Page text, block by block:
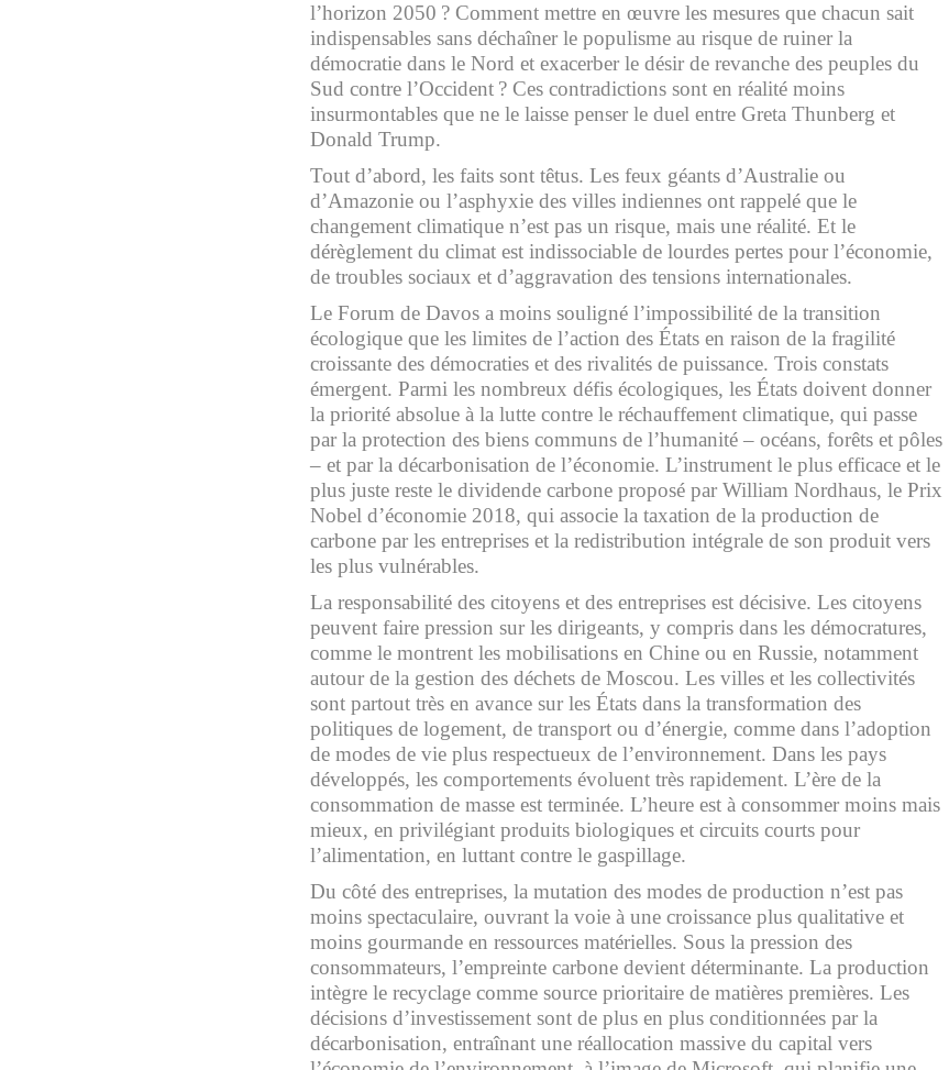
l’horizon 2050 ? Comment mettre en œuvre les mesures que chacun sait
indispensables sans déchaîner le populisme au risque de ruiner la
démocratie dans le Nord et exacerber le désir de revanche des peuples du
Sud contre l’Occident ? Ces contradictions sont en réalité moins
insurmontables que ne le laisse penser le duel entre Greta Thunberg et
Donald Trump.
Tout d’abord, les faits sont têtus. Les feux géants d’Australie ou
d’Amazonie ou l’asphyxie des villes indiennes ont rappelé que le
changement climatique n’est pas un risque, mais une réalité. Et le
dérèglement du climat est indissociable de lourdes pertes pour l’économie,
de troubles sociaux et d’aggravation des tensions internationales.
Le Forum de Davos a moins souligné l’impossibilité de la transition
écologique que les limites de l’action des États en raison de la fragilité
croissante des démocraties et des rivalités de puissance. Trois constats
émergent. Parmi les nombreux défis écologiques, les États doivent donner
la priorité absolue à la lutte contre le réchauffement climatique, qui passe
par la protection des biens communs de l’humanité – océans, forêts et pôles
– et par la décarbonisation de l’économie. L’instrument le plus efficace et le
plus juste reste le dividende carbone proposé par William Nordhaus, le Prix
Nobel d’économie 2018, qui associe la taxation de la production de
carbone par les entreprises et la redistribution intégrale de son produit vers
les plus vulnérables.
La responsabilité des citoyens et des entreprises est décisive. Les citoyens
peuvent faire pression sur les dirigeants, y compris dans les démocratures,
comme le montrent les mobilisations en Chine ou en Russie, notamment
autour de la gestion des déchets de Moscou. Les villes et les collectivités
sont partout très en avance sur les États dans la transformation des
politiques de logement, de transport ou d’énergie, comme dans l’adoption
de modes de vie plus respectueux de l’environnement. Dans les pays
développés, les comportements évoluent très rapidement. L’ère de la
consommation de masse est terminée. L’heure est à consommer moins mais
mieux, en privilégiant produits biologiques et circuits courts pour
l’alimentation, en luttant contre le gaspillage.
Du côté des entreprises, la mutation des modes de production n’est pas
moins spectaculaire, ouvrant la voie à une croissance plus qualitative et
moins gourmande en ressources matérielles. Sous la pression des
consommateurs, l’empreinte carbone devient déterminante. La production
intègre le recyclage comme source prioritaire de matières premières. Les
décisions d’investissement sont de plus en plus conditionnées par la
décarbonisation, entraînant une réallocation massive du capital vers